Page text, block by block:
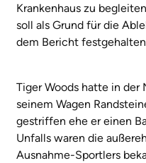
Krankenhaus zu
soll als Grund für die
dem Bericht
Tiger Woods hatte in der
seinem Wagen
gestriffen ehe er einen
Unfalls waren die
Ausnahme-Sportlers